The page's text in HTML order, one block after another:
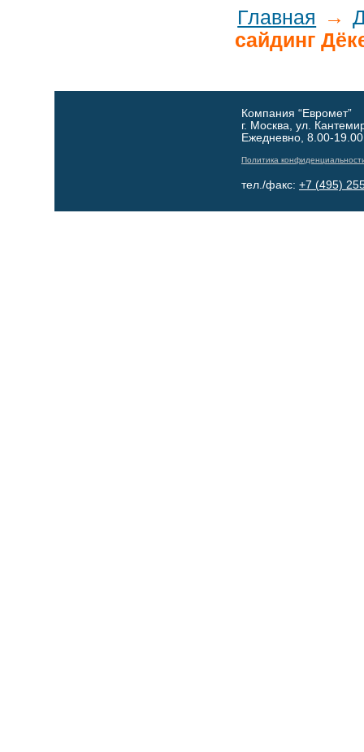
Главная →
сайдинг
Компания “Евромет”
г. Москва, ул.
Ежедневно, 8.00-19.00
Политика
тел./факс: +7 (495)